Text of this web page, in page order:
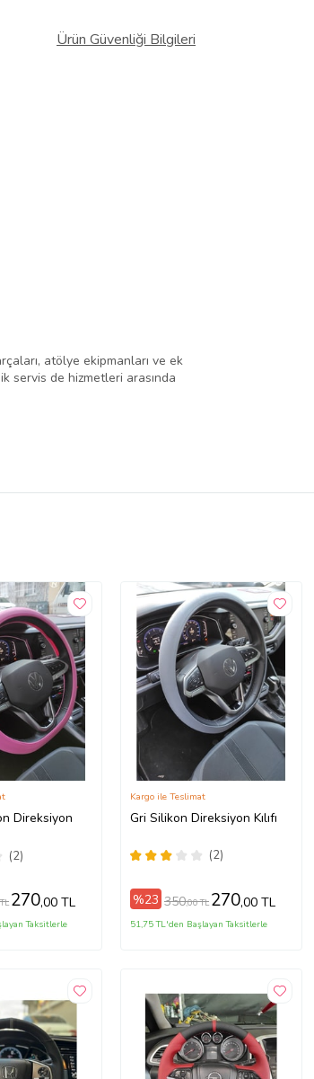
Ürün Güvenliği Bilgileri
atölye ekipmanları ve ek
servis de hizmetleri arasında
Direksiyon
(2)
270,00 TL
Taksitlerle
Gri Silikon Direksiyon Kılıfı
(2)
Kargo ile Teslimat
%23 350,00 TL 270,00 TL
51,75 TL'den Başlayan Taksitlerle